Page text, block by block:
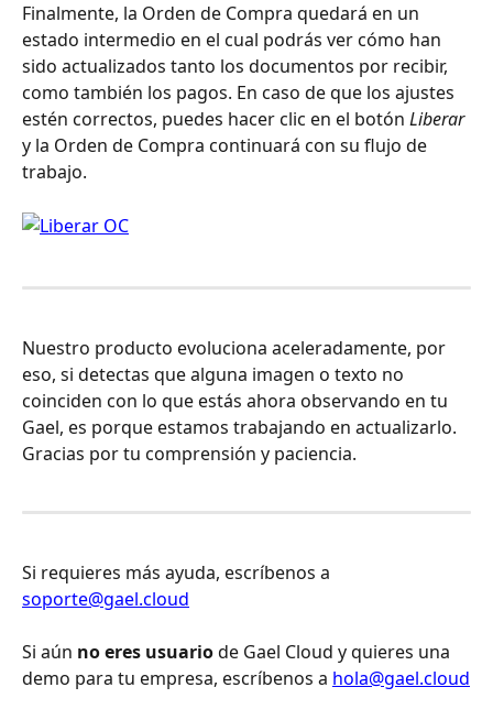
Finalmente, la Orden de Compra quedará en un
estado intermedio en el cual podrás ver cómo han
sido actualizados tanto los documentos por recibir,
como también los pagos. En caso de que los ajustes
estén correctos, puedes hacer clic en el botón Liberar
y la Orden de Compra continuará con su flujo de
trabajo.
Nuestro producto evoluciona aceleradamente, por
eso, si detectas que alguna imagen o texto no
coinciden con lo que estás ahora observando en tu
Gael, es porque estamos trabajando en actualizarlo.
Gracias por tu comprensión y paciencia.
Si requieres más ayuda, escríbenos a
soporte@gael.cloud
Si aún no eres usuario de Gael Cloud y quieres una
demo para tu empresa, escríbenos a hola@gael.cloud